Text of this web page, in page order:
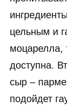
цельным и
моцарелла,
доступна.
сыр –
подойдет